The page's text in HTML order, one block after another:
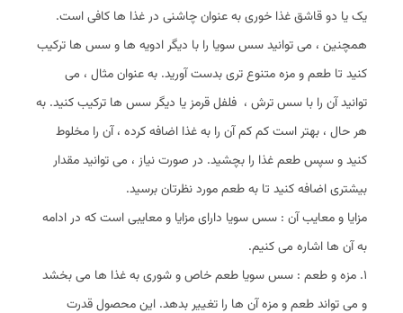
یک یا دو قاشق غذا خوری به عنوان چاشنی در غذا ها کافی است.
همچنین ، می ‌توانید سس سویا را با دیگر ادویه ‌ها و سس ‌ها ترکیب
کنید تا طعم و مزه متنوع ‌تری بدست آورید. به عنوان مثال ، می
‌توانید آن را با سس ترش ، فلفل قرمز یا دیگر سس ها ترکیب کنید. به
هر حال ، بهتر است کم‌ کم آن را به غذا اضافه کرده ، آن را مخلوط
کنید و سپس طعم غذا را بچشید. در صورت نیاز ، می ‌توانید مقدار
بیشتری اضافه کنید تا به طعم مورد نظرتان برسید.
مزایا و معایب آن : سس سویا دارای مزایا و معایبی است که در ادامه
به آن ها اشاره می ‌کنیم.
1. مزه و طعم : سس سویا طعم خاص و شوری به غذا ها می ‌بخشد
و می ‌تواند طعم و مزه آن ها را تغییر بدهد. این محصول قدرت